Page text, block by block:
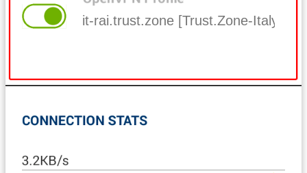
it-rai.trust.zone [Trust.Zone-Italy-